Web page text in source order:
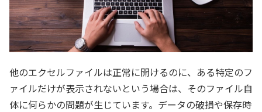
他のエクセルファイルは正常に開けるのに、ある特定のフ
ァイルだけが表示されないという場合は、そのファイル自
体に何らかの問題が生じています。データの破損や保存時